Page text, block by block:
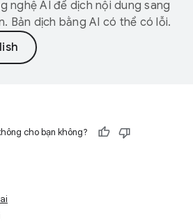
nghệ AI để dịch nội dung sang
Bản dịch bằng AI có thể có lỗi.
cho bạn không?